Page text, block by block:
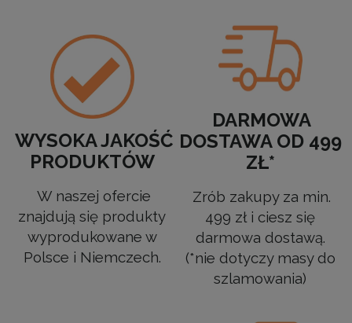
WYSOKA JAKOŚĆ
PRODUKTÓW
W naszej ofercie
znajdują się produkty
wyprodukowane w
Polsce i Niemczech.
DARMOWA
DOSTAWA OD 499
ZŁ*
Zrób zakupy za min.
499 zł i ciesz się
darmowa dostawą.
(*nie dotyczy masy do
szlamowania)